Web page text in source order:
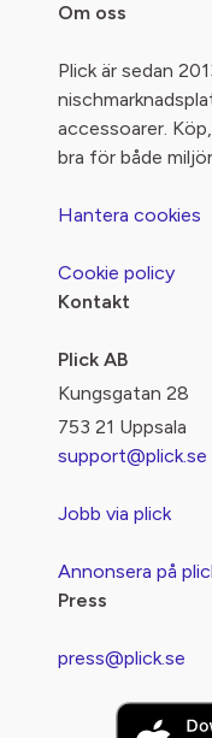
Om oss
Plick är sedan
accessoarer.
bra för både
Hantera cookies
Cookie policy
Kontakt
Plick AB
Kungsgatan 28
753 21 Uppsala
support@plick.se
Jobb via plick
Annonsera på
Press
press@plick.se